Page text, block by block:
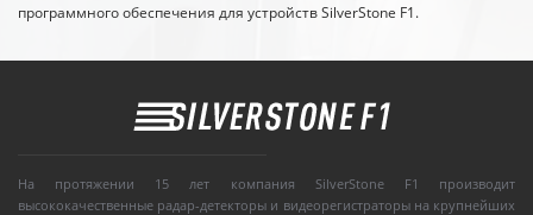
программного обеспечения для устройств SilverStone F1.
На протяжении 15 лет компания SilverStone F1 производит
высококачественные радар-детекторы и видеорегистраторы на крупнейших